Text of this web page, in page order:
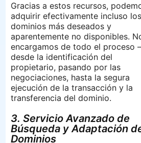
Gracias a estos recursos,
adquirir efectivamente incluso los
dominios más deseados y
aparentemente no disponibles.
encargamos de todo el proceso –
desde la identificación del
propietario, pasando por las
negociaciones, hasta la segura
ejecución de la transacción y la
transferencia del dominio.
3. Servicio Avanzado de
Búsqueda y Adaptación
Dominios